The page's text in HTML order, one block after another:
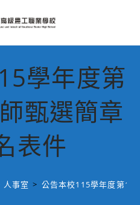
學年度第
甄選簡章
表件
人事室 > 公告本校115學年度第1